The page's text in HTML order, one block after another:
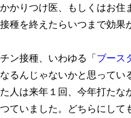
かりつけ医、もしくはお住
種を終えたらいつまで効
ン接種、いわゆる「ブース
るんじゃないかと思ってい
人は来年１回、今年打た
ていました。どちらにし